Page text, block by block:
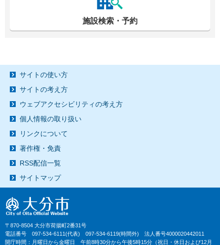
施設検索・予約
サイトの使い方
サイトの考え方
ウェブアクセシビリティの考え方
個人情報の取り扱い
リンクについて
著作権・免責
RSS配信一覧
サイトマップ
〒870-8504 大分市荷揚町2番31号
電話番号 097-534-6111(代表) 097-534-6119(時間外) 法人番号4000020442011
開庁時間：月曜日から金曜日 午前8時30分から午後5時15分（祝日・休日および12月